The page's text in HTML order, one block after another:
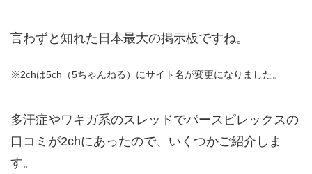
言わずと知れた日本最大の掲示板ですね。
※2chは5ch（5ちゃんねる）にサイト名が変更になりました。
多汗症やワキガ系のスレッドでパースピレックスの
口コミが2chにあったので、いくつかご紹介しま
す。